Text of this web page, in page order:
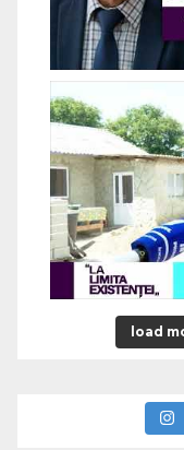
load